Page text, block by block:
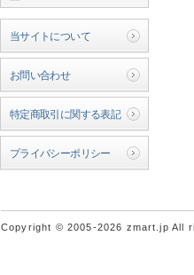
当サイトについて
お問い合わせ
特定商取引に関する表記
プライバシーポリシー
Copyright © 2005-2026 zmart.jp All